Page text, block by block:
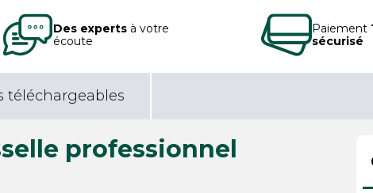
Des expertsà votre
écoute
Paiement
sécurisé
téléchargeables
professionnel